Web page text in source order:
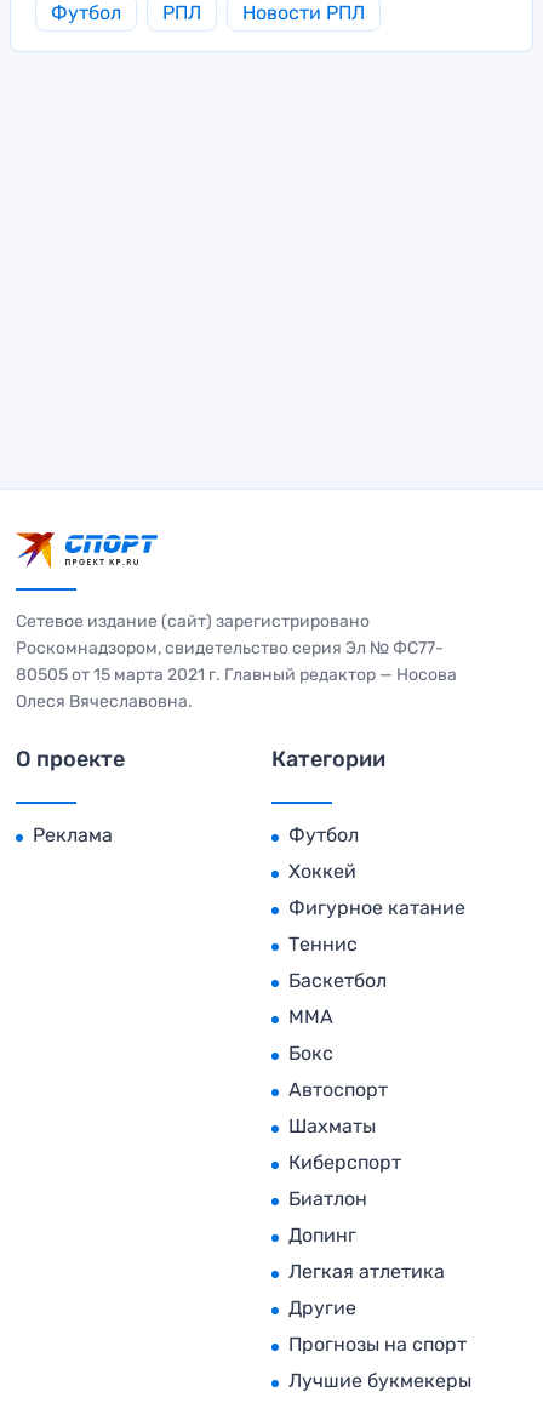
Футбол РПЛ Новости РПЛ
Сетевое издание (сайт) зарегистрировано
Роскомнадзором, свидетельство серия Эл № ФС77-
80505 от 15 марта 2021 г. Главный редактор — Носова
Олеся Вячеславовна.
О проекте
Реклама
Категории
Футбол
Хоккей
Фигурное катание
Теннис
Баскетбол
MMA
Бокс
Автоспорт
Шахматы
Киберспорт
Биатлон
Допинг
Легкая атлетика
Другие
Прогнозы на спорт
Лучшие букмекеры